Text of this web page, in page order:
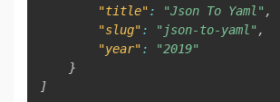
"title": "Json To Yaml" ,
"slug": "json-to-yaml" ,
"year":
"2019"
}
]